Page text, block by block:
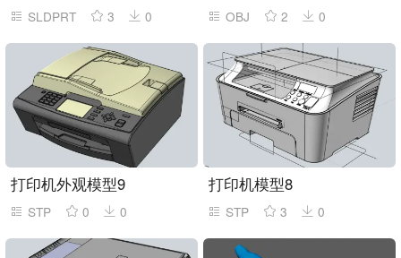
SLDPRT 3 0 OBJ 2 0
打印机外观模型9
STP 0 0
打印机模型8
STP 3 0